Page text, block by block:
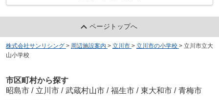
ページトップへ
株式会社サンリシング > 周辺施設案内 > 立川市 > 立川市の小学校 > 立川市立大
山小学校
市区町村から探す
昭島市 / 立川市 / 武蔵村山市 / 福生市 / 東大和市 / 青梅市